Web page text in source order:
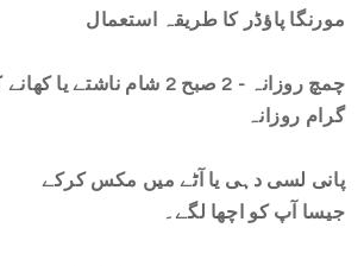
مورنگا پاؤڈر کا طریقہ استعمال
گرام روزانہ
پانی لسی دہی یا آٹے میں مکس کرکے
جیسا آپ کو اچھا لگے۔